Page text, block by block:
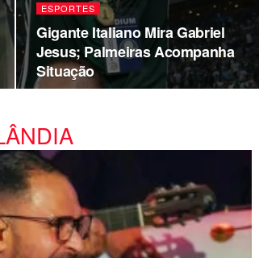
ESPORTES
Gigante Italiano Mira Gabriel
Jesus; Palmeiras Acompanha
Situação